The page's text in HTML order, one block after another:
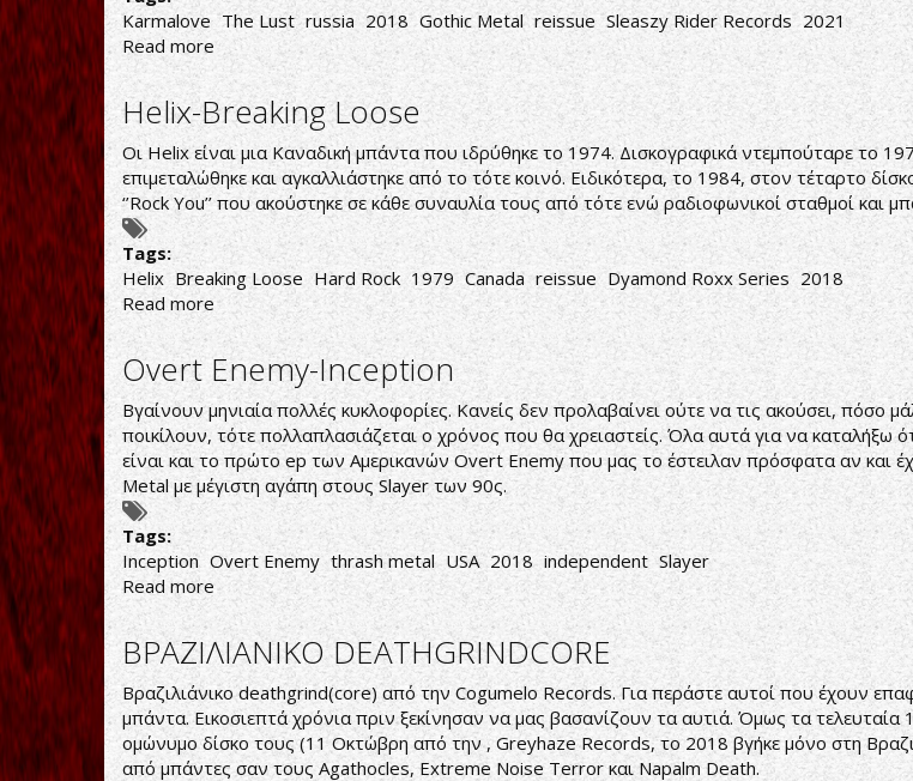
Karmalove The Lust russia 2018 Gothic Metal reissue Sleaszy Rider Records 2021
Read more about
The
Lust-
Karmalove
Helix-Breaking Loose
Οι Helix είναι μια Καναδική μπάντα που ιδρύθηκε το 1974. Δισκογραφικά ντεμπούταρε το
επιμεταλώθηκε και αγκαλλιάστηκε από το τότε κοινό. Ειδικότερα, το 1984, στον τέταρτο
‘’Rock You’’ που ακούστηκε σε κάθε συναυλία τους από τότε ενώ ραδιοφωνικοί σταθμοί και
Tags:
Helix Breaking Loose Hard Rock 1979 Canada reissue Dyamond Roxx Series 2018
Read moreabout
Helix-
Breaking
Loose
Overt Enemy-Inception
Βγαίνουν μηνιαία πολλές κυκλοφορίες. Κανείς δεν προλαβαίνει ούτε να τις ακούσει, πόσο
ποικίλουν, τότε πολλαπλασιάζεται ο χρόνος που θα χρειαστείς. Όλα αυτά για να καταλήξω
είναι και το πρώτο ep των Αμερικανών Overt Enemy που μας το έστειλαν πρόσφατα αν και
Metal με μέγιστη αγάπη στους Slayer των 90ς.
Tags:
Inception Overt Enemy thrash metal USA 2018 independent Slayer
Read moreabout
Overt
Enemy-
Inception
ΒΡΑΖΙΛΙΑΝΙΚΟ DEATHGRINDCORE
Βραζιλιάνικο deathgrind(core) από την Cogumelo Records. Για περάστε αυτοί που έχουν
μπάντα. Εικοσιεπτά χρόνια πριν ξεκίνησαν να μας βασανίζουν τα αυτιά. Όμως τα
ομώνυμο δίσκο τους (11 Οκτώβρη από την , Greyhaze Records, το 2018 βγήκε μόνο στη
από μπάντες σαν τους Agathocles, Extreme Noise Terror και Napalm Death.